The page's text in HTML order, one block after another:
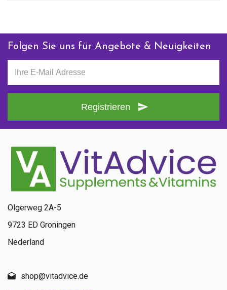
Folgen Sie uns für Angebote & Neuigkeiten
Registrieren
Olgerweg 2A-5
9723 ED Groningen
Nederland
shop@vitadvice.de